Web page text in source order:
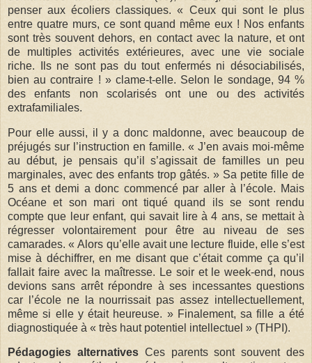
penser aux écoliers classiques. « Ceux qui sont le plus
entre quatre murs, ce sont quand même eux ! Nos enfants
sont très souvent dehors, en contact avec la nature, et ont
de multiples activités extérieures, avec une vie sociale
riche. Ils ne sont pas du tout enfermés ni désociabilisés,
bien au contraire ! » clame-t-elle. Selon le sondage, 94 %
des enfants non scolarisés ont une ou des activités
extrafamiliales.
Pour elle aussi, il y a donc maldonne, avec beaucoup de
préjugés sur l’instruction en famille. « J’en avais moi-même
au début, je pensais qu’il s’agissait de familles un peu
marginales, avec des enfants trop gâtés. » Sa petite fille de
5 ans et demi a donc commencé par aller à l’école. Mais
Océane et son mari ont tiqué quand ils se sont rendu
compte que leur enfant, qui savait lire à 4 ans, se mettait à
régresser volontairement pour être au niveau de ses
camarades. « Alors qu’elle avait une lecture fluide, elle s’est
mise à déchiffrer, en me disant que c’était comme ça qu’il
fallait faire avec la maîtresse. Le soir et le week-end, nous
devions sans arrêt répondre à ses incessantes questions
car l’école ne la nourrissait pas assez intellectuellement,
même si elle y était heureuse. » Finalement, sa fille a été
diagnostiquée à « très haut potentiel intellectuel » (THPI).
Pédagogies alternativesCes parents sont souvent des